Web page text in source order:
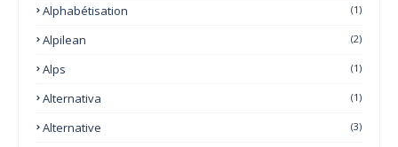
Alphabétisation (1)
Alpilean (2)
Alps (1)
Alternativa (1)
Alternative (3)